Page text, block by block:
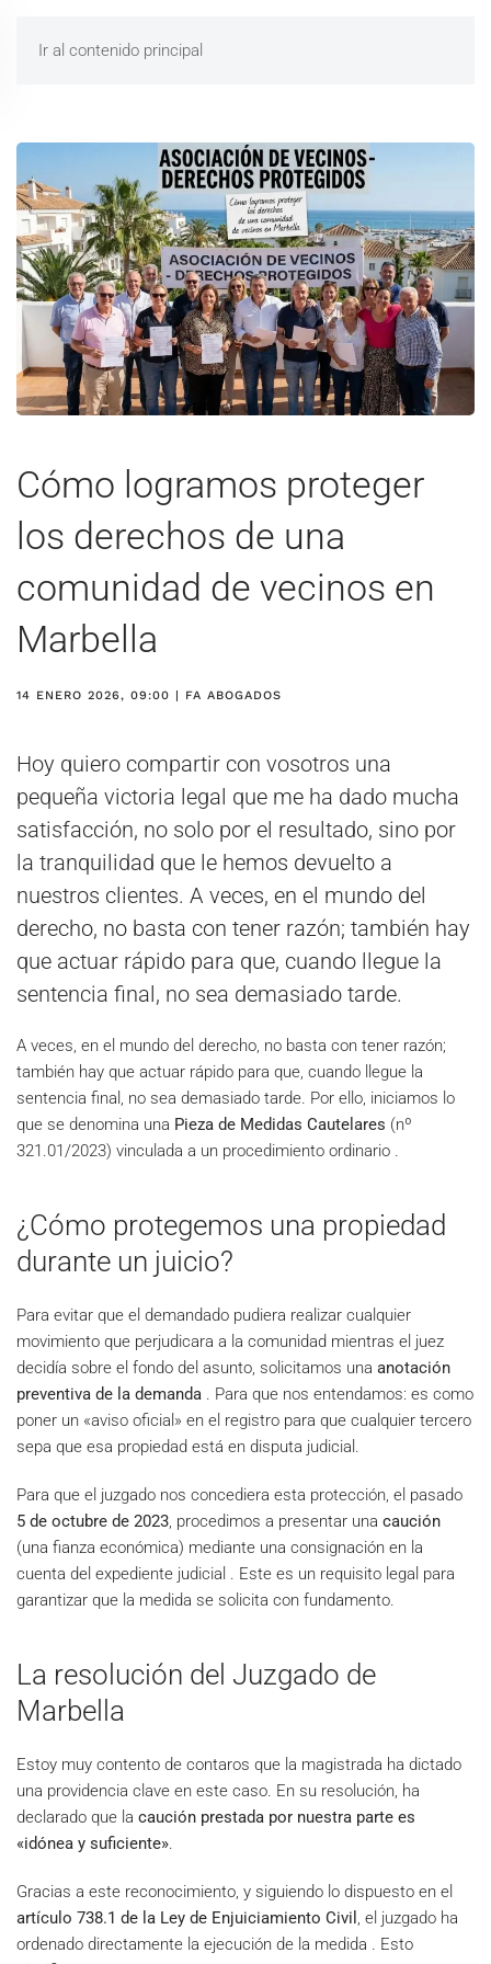
Ir al contenido principal
Cómo logramos proteger
los derechos de una
comunidad de vecinos en
Marbella
14 ENERO 2026, 09:00 | FA ABOGADOS
Hoy quiero compartir con vosotros una
pequeña victoria legal que me ha dado mucha
satisfacción, no solo por el resultado, sino por
la tranquilidad que le hemos devuelto a
nuestros clientes. A veces, en el mundo del
derecho, no basta con tener razón; también hay
que actuar rápido para que, cuando llegue la
sentencia final, no sea demasiado tarde.
A veces, en el mundo del derecho, no basta con tener razón;
también hay que actuar rápido para que, cuando llegue la
sentencia final, no sea demasiado tarde. Por ello, iniciamos lo
que se denomina una Pieza de Medidas Cautelares (nº
321.01/2023) vinculada a un procedimiento ordinario .
¿Cómo protegemos una propiedad
durante un juicio?
Para evitar que el demandado pudiera realizar cualquier
movimiento que perjudicara a la comunidad mientras el juez
decidía sobre el fondo del asunto, solicitamos una anotación
preventiva de la demanda . Para que nos entendamos: es como
poner un «aviso oficial» en el registro para que cualquier tercero
sepa que esa propiedad está en disputa judicial.
Para que el juzgado nos concediera esta protección, el pasado
5 de octubre de 2023, procedimos a presentar una caución
(una fianza económica) mediante una consignación en la
cuenta del expediente judicial . Este es un requisito legal para
garantizar que la medida se solicita con fundamento.
La resolución del Juzgado de
Marbella
Estoy muy contento de contaros que la magistrada ha dictado
una providencia clave en este caso. En su resolución, ha
declarado que la caución prestada por nuestra parte es
«idónea y suficiente».
Gracias a este reconocimiento, y siguiendo lo dispuesto en el
artículo 738.1 de la Ley de Enjuiciamiento Civil , el juzgado ha
ordenado directamente la ejecución de la medida . Esto